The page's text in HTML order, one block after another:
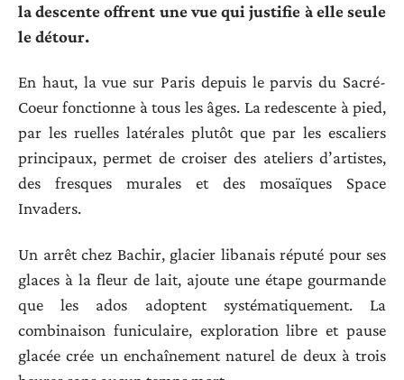
la descente offrent une vue qui justifie à elle seule
le détour.
En haut, la vue sur Paris depuis le parvis du Sacré-
Coeur fonctionne à tous les âges. La redescente à pied,
par les ruelles latérales plutôt que par les escaliers
principaux, permet de croiser des ateliers d’artistes,
des fresques murales et des mosaïques Space
Invaders.
Un arrêt chez Bachir, glacier libanais réputé pour ses
glaces à la fleur de lait, ajoute une étape gourmande
que les ados adoptent systématiquement. La
combinaison funiculaire, exploration libre et pause
glacée crée un enchaînement naturel de deux à trois